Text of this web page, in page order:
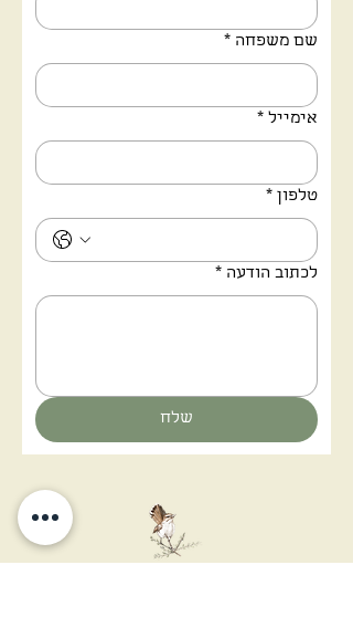
שם משפחה *
אימייל *
טלפון *
לכתוב הודעה *
שלח